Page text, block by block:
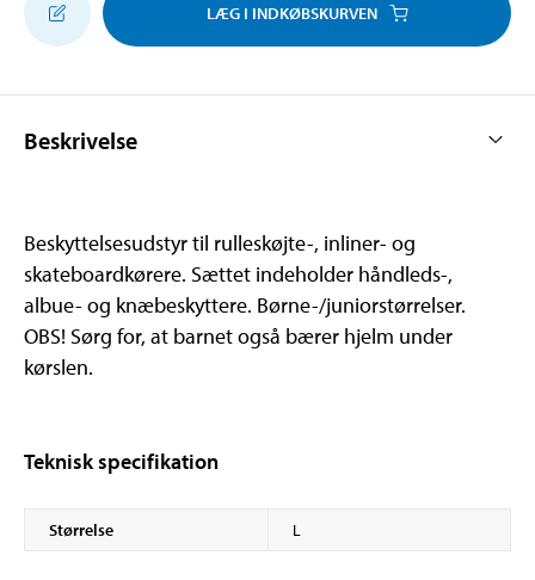
LÆG I INDKØBSKURVEN
Beskrivelse
Beskyttelsesudstyr til rulleskøjte-, inliner- og
skateboardkørere. Sættet indeholder håndleds-,
albue- og knæbeskyttere. Børne-/juniorstørrelser.
OBS! Sørg for, at barnet også bærer hjelm under
kørslen.
Teknisk specifikation
Størrelse L